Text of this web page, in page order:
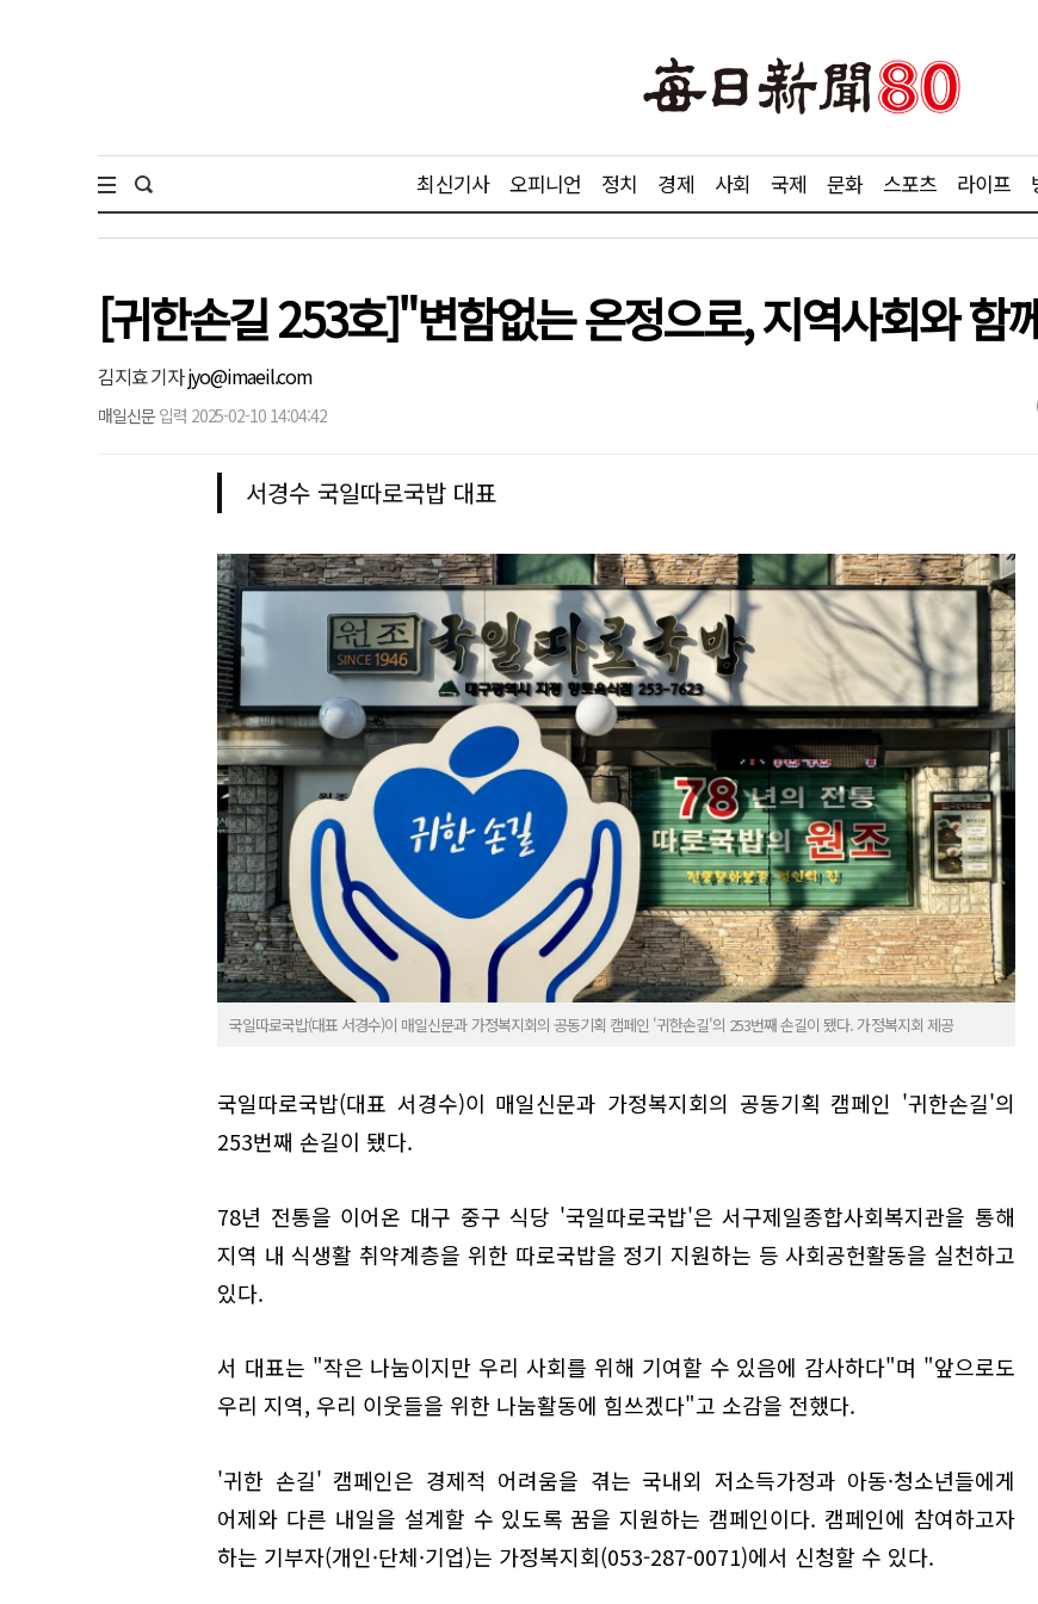
최신기사 오피니언 정치 경제 사회 국제 문화 스포츠 라이프
[귀한손길 253호]"변함없는 온정으로, 지역사회와 함
김지효 기자jyo@imaeil.com
매일신문 입력 2025-02-10 14:04:42
서경수 국일따로국밥 대표
국일따로국밥(대표 서경수)이 매일신문과 가정복지회의 공동기획 캠페인 '귀한손길'의 253번째 손길이 됐다. 가정복지회 제공
국일따로국밥(대표 서경수)이 매일신문과 가정복지회의 공동기획 캠페인 '귀한손길'의
253번째 손길이 됐다.
78년 전통을 이어온 대구 중구 식당 '국일따로국밥'은 서구제일종합사회복지관을 통해
지역 내 식생활 취약계층을 위한 따로국밥을 정기 지원하는 등 사회공헌활동을 실천하고
있다.
서 대표는 "작은 나눔이지만 우리 사회를 위해 기여할 수 있음에 감사하다"며 "앞으로도
우리 지역, 우리 이웃들을 위한 나눔활동에 힘쓰겠다"고 소감을 전했다.
'귀한 손길' 캠페인은 경제적 어려움을 겪는 국내외 저소득가정과 아동·청소년들에게
어제와 다른 내일을 설계할 수 있도록 꿈을 지원하는 캠페인이다. 캠페인에 참여하고자
하는 기부자(개인·단체·기업)는 가정복지회(053-287-0071)에서 신청할 수 있다.